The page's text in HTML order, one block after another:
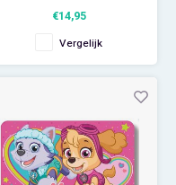
Nickelodeon pyjama heeft zowel
op de broek als het hesje een
afbeelding van pups. Op het
hesje staan Rocky, Chase,
€14,95
Vergelijk